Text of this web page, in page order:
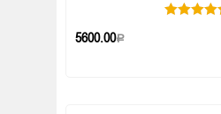
5600.00Р